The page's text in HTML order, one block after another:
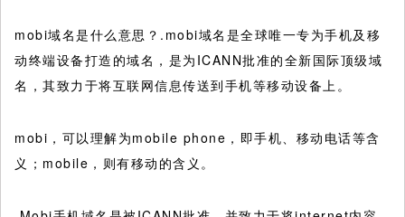
mobi域名是什么意思？.mobi域名是全球唯一专为手机及移
动终端设备打造的域名，是为ICANN批准的全新国际顶级域
名，其致力于将互联网信息传送到手机等移动设备上。
mobi，可以理解为mobile phone，即手机、移动电话等含
义；mobile，则有移动的含义。